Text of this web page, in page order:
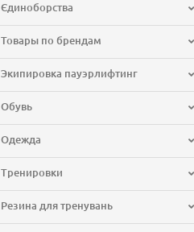
Єдиноборства
Товары по брендам
Экипировка пауэрлифтинг
Обувь
Одежда
Тренировки
Резина для тренувань